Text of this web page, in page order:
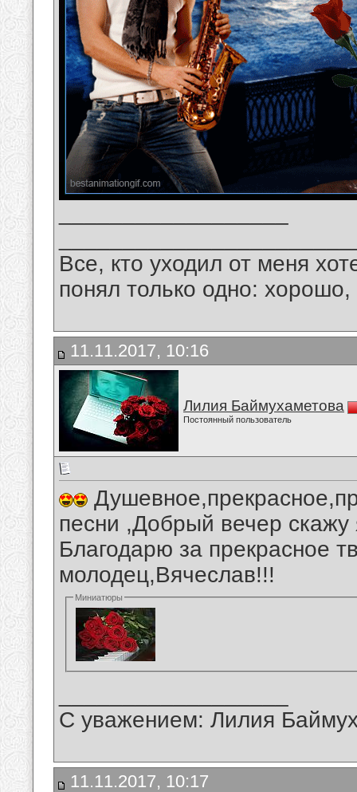
Все, кто уходил от меня
понял только одно:
11.11.2017, 10:16
Лилия Баймухаметова
Постоянный пользователь
песни ,Добрый вечер
Благодарю за прекрасное
молодец,Вячеслав!!!
Миниатюры
С уважением: Лилия
11.11.2017, 10:17